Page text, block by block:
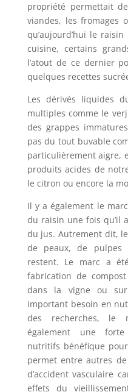
propriété permettait
viandes, les fromages
qu’aujourd’hui le
cuisine, certains
l’atout de ce dernier
quelques recettes
Les dérivés liquides
multiples comme le
des grappes
pas du tout buvable
particulièrement aigre,
produits acides de
le citron ou encore la
Il y a également le
du raisin une fois qu’il
du jus. Autrement dit,
de peaux, de pulpes
restent. Le marc a
fabrication de
dans la vigne ou
important besoin en
des recherches, le
également une forte
nutritifs bénéfique
permet entre autres
d’accident vasculaire
effets du